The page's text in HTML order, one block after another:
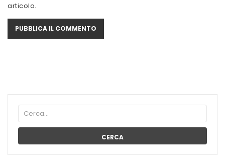
WHY NATURE
WHY SPORT
articolo.
CERCA